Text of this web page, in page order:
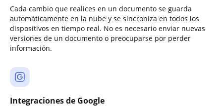
Cada cambio que realices en un documento se guarda
automáticamente en la nube y se sincroniza en todos los
dispositivos en tiempo real. No es necesario enviar nuevas
versiones de un documento o preocuparse por perder
información.
Integraciones de Google